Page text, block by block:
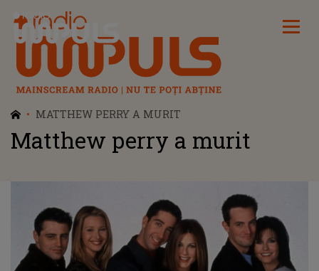
Radio Impuls
MATTHEW PERRY A MURIT
Matthew perry a murit